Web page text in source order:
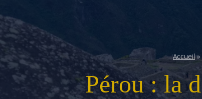
Accueil»
Pérou : la